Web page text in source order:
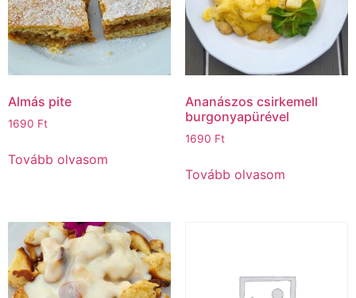
Almás pite
1690 Ft
Tovább olvasom
Ananászos csirkemell
burgonyapürével
1690 Ft
Tovább olvasom